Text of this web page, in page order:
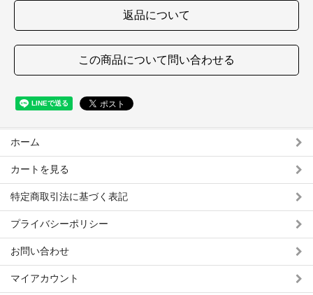
返品について
この商品について問い合わせる
ホーム
カートを見る
特定商取引法に基づく表記
プライバシーポリシー
お問い合わせ
マイアカウント